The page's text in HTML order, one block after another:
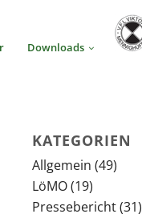
Downloads
KATEGORIEN
Allgemein (49)
LöMO(19)
Pressebericht(31)